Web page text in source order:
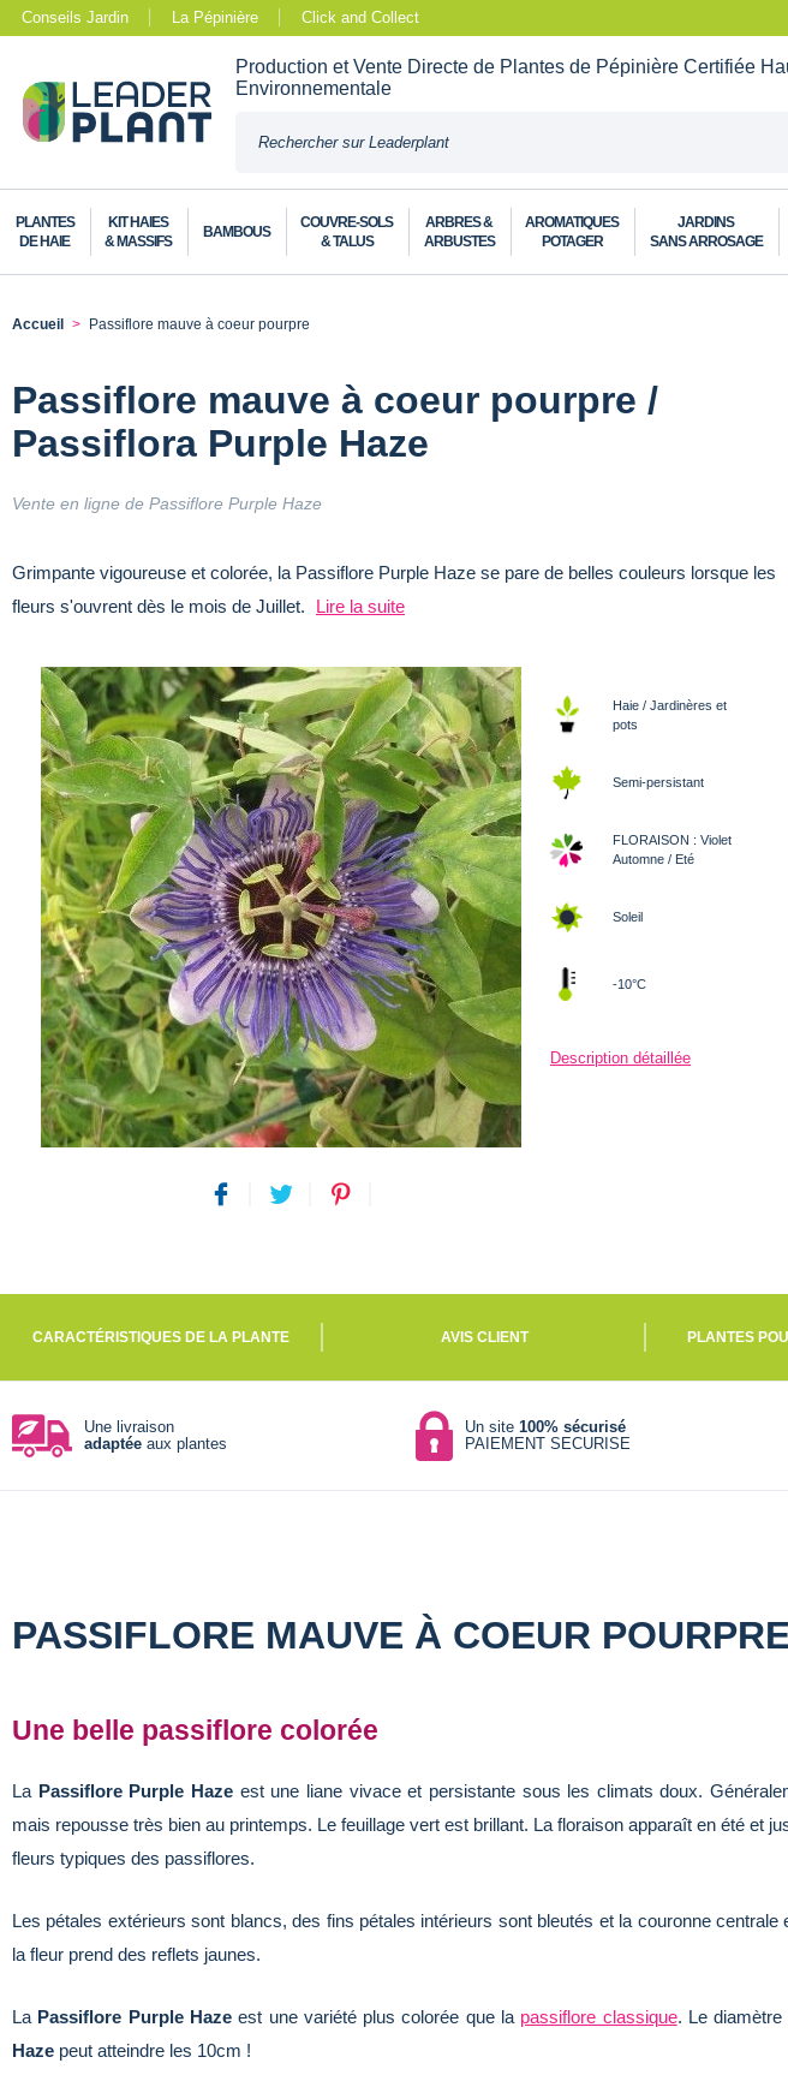
Conseils Jardin La Pépinière Click and Collect
Production et Vente Directe de Plantes de Pépinière Certifiée
Environnementale
PLANTES
DE HAIE
KIT HAIES
& MASSIFS
BAMBOUS
COUVRE-SOLS
& TALUS
ARBRES &
ARBUSTES
AROMATIQUES
POTAGER
JARDINS
SANS ARROSAGE
Accueil Passiflore mauve à coeur pourpre
Passiflore mauve à coeur pourpre /
Passiflora Purple Haze
Vente en ligne de Passiflore Purple Haze
Grimpante vigoureuse et colorée, la Passiflore Purple Haze se pare de belles couleurs lorsque les
fleurs s'ouvrent dès le mois de Juillet.
Lire la suite
Haie / Jardinères et
pots
Semi-persistant
FLORAISON : Violet
Automne / Eté
Soleil
-10°C
Description détaillée
CARACTÉRISTIQUES DE LA PLANTE AVIS CLIENT PLANTES
Une livraison
adaptée aux plantes
Un site 100% sécurisé
PAIEMENT SECURISE
PASSIFLORE MAUVE À COEUR POURPRE
Une belle passiflore colorée
La Passiflore Purple Hazeest une liane vivace et persistante sous les climats doux.
mais repousse très bien au printemps. Le feuillage vert est brillant. La floraison apparaît en été et
fleurs typiques des passiflores.
Les pétales extérieurs sont blancs, des fins pétales intérieurs sont bleutés et la couronne
la fleur prend des reflets jaunes.
La Passiflore Purple Hazeest une variété plus colorée que la passiflore classique. Le
Haze peut atteindre les 10cm !